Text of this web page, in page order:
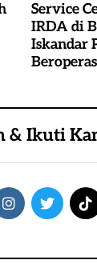
Service
IRDA di
Iskandar
& Ikuti